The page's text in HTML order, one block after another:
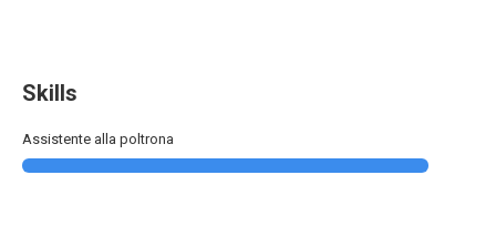
Skills
Assistente alla poltrona